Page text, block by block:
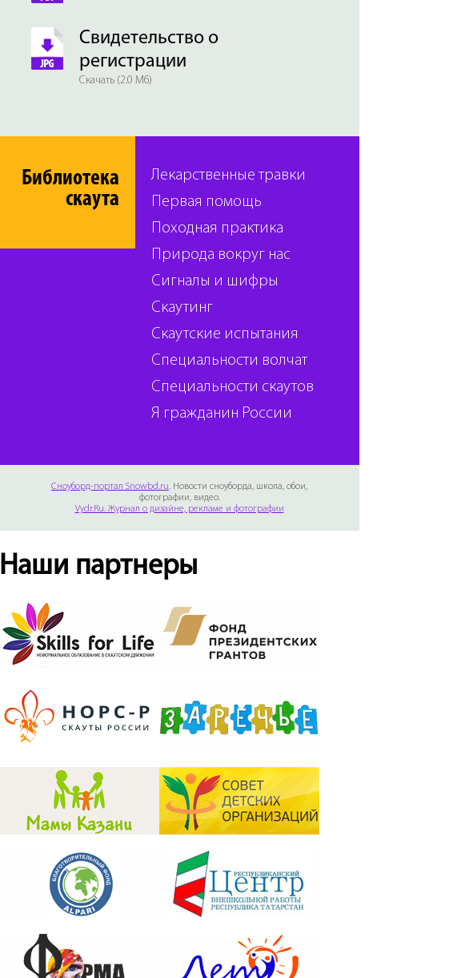
Свидетельство о
регистрации
Скачать (2.0 Мб)
Библиотека
скаута
Лекарственные травки
Первая помощь
Походная практика
Природа вокруг нас
Сигналы и шифры
Скаутинг
Скаутские испытания
Специальности волчат
Специальности скаутов
Я гражданин России
Сноуборд-портал Snowbd.ru. Новости сноуборда, школа, обои,
фотографии, видео.
Vydr.Ru. Журнал о дизайне, рекламе и фотографии
Наши партнеры